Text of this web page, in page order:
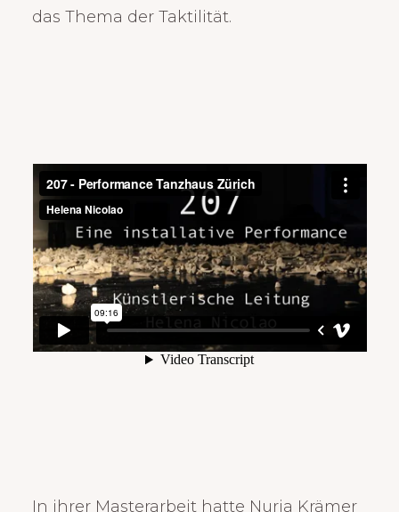
das Thema der Taktilität.
In ihrer Masterarbeit hatte Nuria Krämer